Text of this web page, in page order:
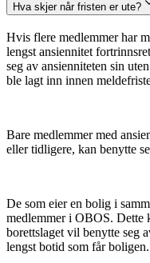
Hva skjer når fristen er ute?
Hvis flere medlemmer har
lengst ansiennitet
seg av ansienniteten sin
ble lagt inn innen
Bare medlemmer med
eller tidligere, kan benytte
De som eier en bolig i
medlemmer i OBOS. Dette
borettslaget vil benytte seg
lengst botid som får boligen.